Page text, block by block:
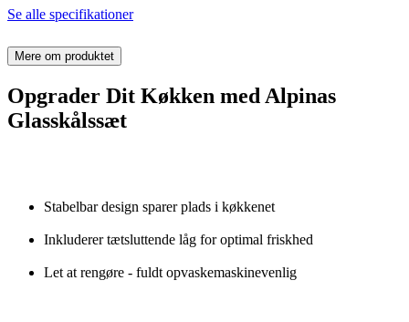
Se alle specifikationer
Mere om produktet
Opgrader Dit Køkken med Alpinas
Glasskålssæt
Stabelbar design sparer plads i køkkenet
Inkluderer tætsluttende låg for optimal friskhed
Let at rengøre - fuldt opvaskemaskinevenlig